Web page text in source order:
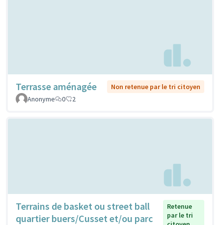
Terrasse aménagée
Non retenue par le tri citoyen
Anonyme
0 2
Terrains de basket ou street ball
quartier buers/Cusset et/ou parc
Retenue
par le tri